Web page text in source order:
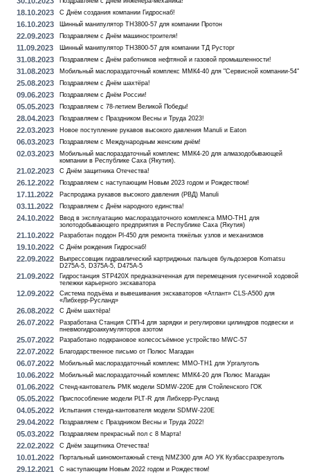
18.10.2023 С Днём создания компании Гидроснаб!
16.10.2023 Шинный манипулятор TH3800-57 для компании Протон
22.09.2023 Поздравляем с Днём машиностроителя!
11.09.2023 Шинный манипулятор TH3800-57 для компании ТД Русторг
31.08.2023 Поздравляем с Днём работников нефтяной и газовой промышленности!
31.08.2023 Мобильный маслораздаточный комплекс ММК4-40 для "Сервисной компании-54"
25.08.2023 Поздравляем с Днём шахтёра!
09.06.2023 Поздравляем с Днём России!
05.05.2023 Поздравляем с 78-летием Великой Победы!
28.04.2023 Поздравляем с Праздником Весны и Труда 2023!
22.03.2023 Новое поступление рукавов высокого давления Manuli и Eaton
06.03.2023 Поздравляем с Международным женским днём!
02.03.2023
Мобильный маслораздаточный комплекс ММК4-20 для алмазодобывающей
компании в Республике Саха (Якутия).
21.02.2023 С Днём защитника Отечества!
26.12.2022 Поздравляем с наступающим Новым 2023 годом и Рождеством!
17.11.2022 Распродажа рукавов высокого давления (РВД) Manuli
03.11.2022 Поздравляем с Днём народного единства!
24.10.2022
Ввод в эксплуатацию маслораздаточного комплекса MMO-TH1 для
золотодобывающего предприятия в Республике Саха (Якутия)
21.10.2022 Разработан поддон Pl-450 для ремонта тяжёлых узлов и механизмов
19.10.2022 С Днём рождения Гидроснаб!
22.09.2022
Выпрессовщик гидравлический картриджных пальцев бульдозеров Komatsu
D275A-5, D375A-5, D475A-5
21.09.2022
Гидростанция STP420X предназначенная для перемещения гусеничной ходовой
тележки карьерного экскаватора
12.09.2022
Система подъёма и вывешивания экскаваторов «Атлант» CLS-А500 для
«Либхерр-Русланд»
26.08.2022 С Днём шахтёра!
26.07.2022
Разработана Станция СПП-4 для зарядки и регулировки цилиндров подвески и
пневмогидроаккумуляторов азотом
25.07.2022 Разработано подкрановое колесосъёмное устройство MWC-57
22.07.2022 Благодарственное письмо от Полюс Магадан
06.07.2022 Мобильный маслораздаточный комплекс MMO-TH1 для Ургалуголь
10.06.2022 Мобильный маслораздаточный комплекс ММК4-20 для Полюс Магадан
01.06.2022 Стенд-кантователь РМК модели SDMW-220E для Стойленского ГОК
05.05.2022 Приспособление модели PLT-R для Либхерр-Русланд
04.05.2022 Испытания стенда-кантователя модели SDMW-220E
29.04.2022 Поздравляем с Праздником Весны и Труда 2022!
05.03.2022 Поздравляем прекрасный пол с 8 Марта!
22.02.2022 С Днём защитника Отечества!
10.01.2022 Портальный шиномонтажный стенд NMZ300 для АО УК Кузбассразрезуголь
29.12.2021 С наступающим Новым 2022 годом и Рождеством!